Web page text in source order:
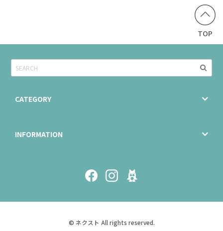
TOP
CATEGORY
INFORMATION
© ネクスト All rights reserved.